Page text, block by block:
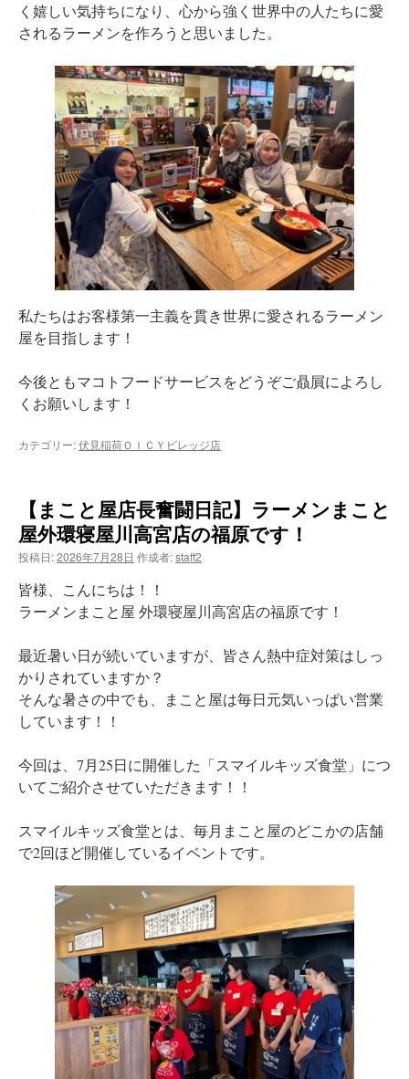
く嬉しい気持ちになり、心から強く世界中の人たちに愛
されるラーメンを作ろうと思いました。
私たちはお客様第一主義を貫き世界に愛されるラーメン
屋を目指します！
今後ともマコトフードサービスをどうぞご贔屓によろし
くお願いします！
カテゴリー:伏見稲荷ＯＩＣＹビレッジ店
【まこと屋店長奮闘日記】ラーメンまこと
屋外環寝屋川高宮店の福原です！
投稿日:2026年7月28日 作成者:staff2
皆様、こんにちは！！
ラーメンまこと屋 外環寝屋川高宮店の福原です！
最近暑い日が続いていますが、皆さん熱中症対策はしっ
かりされていますか？
そんな暑さの中でも、まこと屋は毎日元気いっぱい営業
しています！！
今回は、7月25日に開催した「スマイルキッズ食堂」につ
いてご紹介させていただきます！！
スマイルキッズ食堂とは、毎月まこと屋のどこかの店舗
で2回ほど開催しているイベントです。